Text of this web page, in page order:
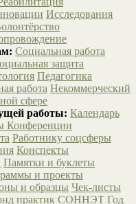
Исследования
Социальная работа
защита
Педагогика
работа Некоммерческий
сфере
работы: Календарь
Конференции
Работнику соцсферы
Конспекты
Памятки и буклеты
и проекты
и образцы Чек-листы
практик СОННЭТ Год